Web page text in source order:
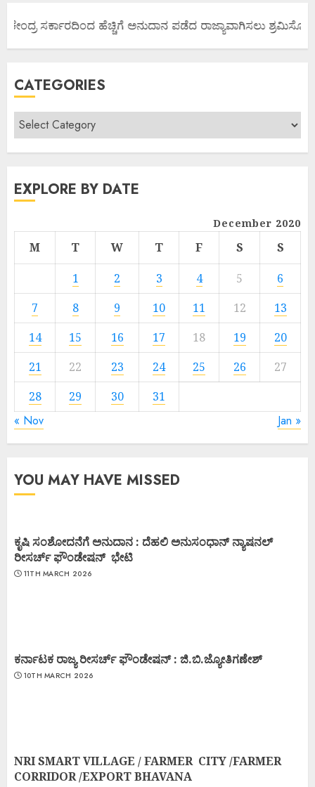
ಕೇಂದ್ರ ಸರ್ಕಾರದಿಂದ ಹೆಚ್ಚಿಗೆ ಅನುದಾನ ಪಡೆದ ರಾಜ್ಯಾವಾಗಿಸಲು ಶ್ರಮಿಸೋಣ
CATEGORIES
EXPLORE BY DATE
December 2020
M T W T F S
S
1
2 3 4 5
6
7
8 9 10 11 12
13
14
15 16 17 18 19
20
21
22 23 24 25 26
27
28
29 30 31
« Nov Jan »
YOU MAY HAVE MISSED
ಕೃಷಿ ಸಂಶೋದನೆಗೆ ಅನುದಾನ : ದೆಹಲಿ ಅನುಸಂಧಾನ್ ನ್ಯಾಷನಲ್
ರೀಸರ್ಚ್ ಫೌಂಡೇಷನ್ ಭೇಟಿ
11TH MARCH 2026
ಕರ್ನಾಟಕ ರಾಜ್ಯ ರೀಸರ್ಚ್ ಫೌಂಡೇಷನ್ : ಜಿ.ಬಿ.ಜ್ಯೋತಿಗಣೇಶ್
10TH MARCH 2026
NRI SMART VILLAGE / FARMER CITY /FARMER
CORRIDOR /EXPORT BHAVANA